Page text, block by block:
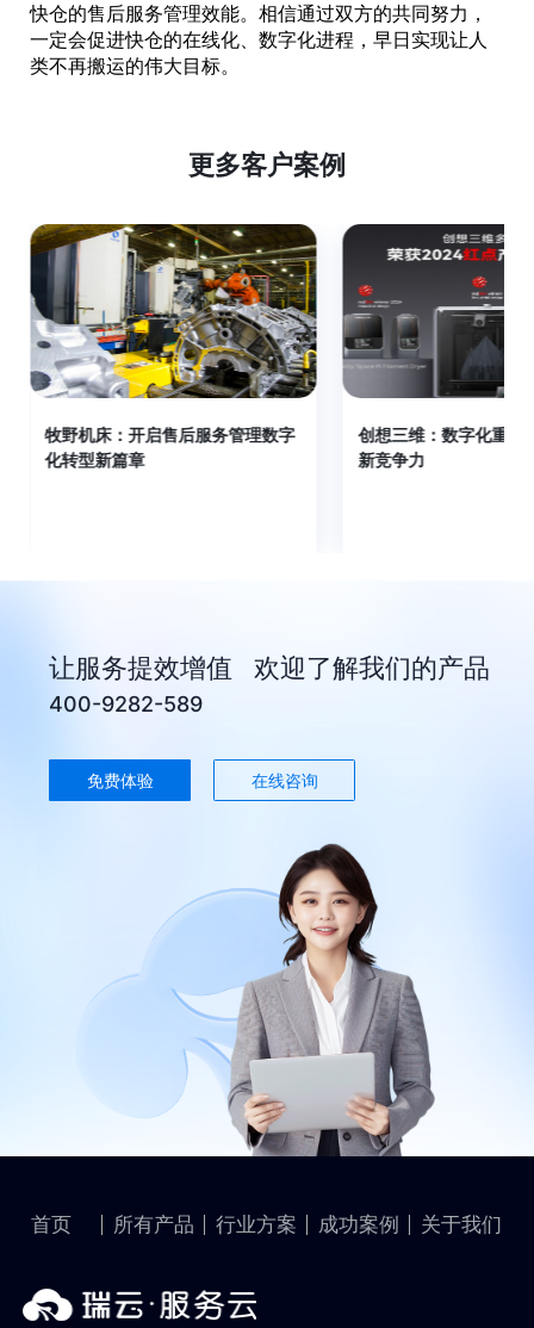
快仓的售后服务管理效能。相信通过双方的共同努力，
一定会促进快仓的在线化、数字化进程，早日实现让人
类不再搬运的伟大目标。
更多客户案例
牧野机床：开启售后服务管理数字
化转型新篇章
创想三维：数字化重塑
新竞争力
让服务提效增值 欢迎了解我们的产品
400-9282-589
免费体验 在线咨询
首页 所有产品 行业方案 成功案例 关于我们